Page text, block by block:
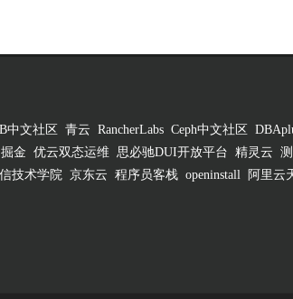
中文社区 青云 RancherLabs Ceph中文社区
掘金 优云双态运维 思必驰DUI开放平台 精灵云
技术学院 京东云 程序员客栈 openinstall 阿里云